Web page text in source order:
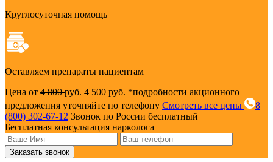
Круглосуточная помощь
Оставляем препараты пациентам
Цена от 4 800руб. 4 500 руб. *подробности акционного
предложения уточняйте по телефону Смотреть все цены
8
(800) 302-67-12 Звонок по России бесплатный
Бесплатная консультация нарколога
Заказать звонок